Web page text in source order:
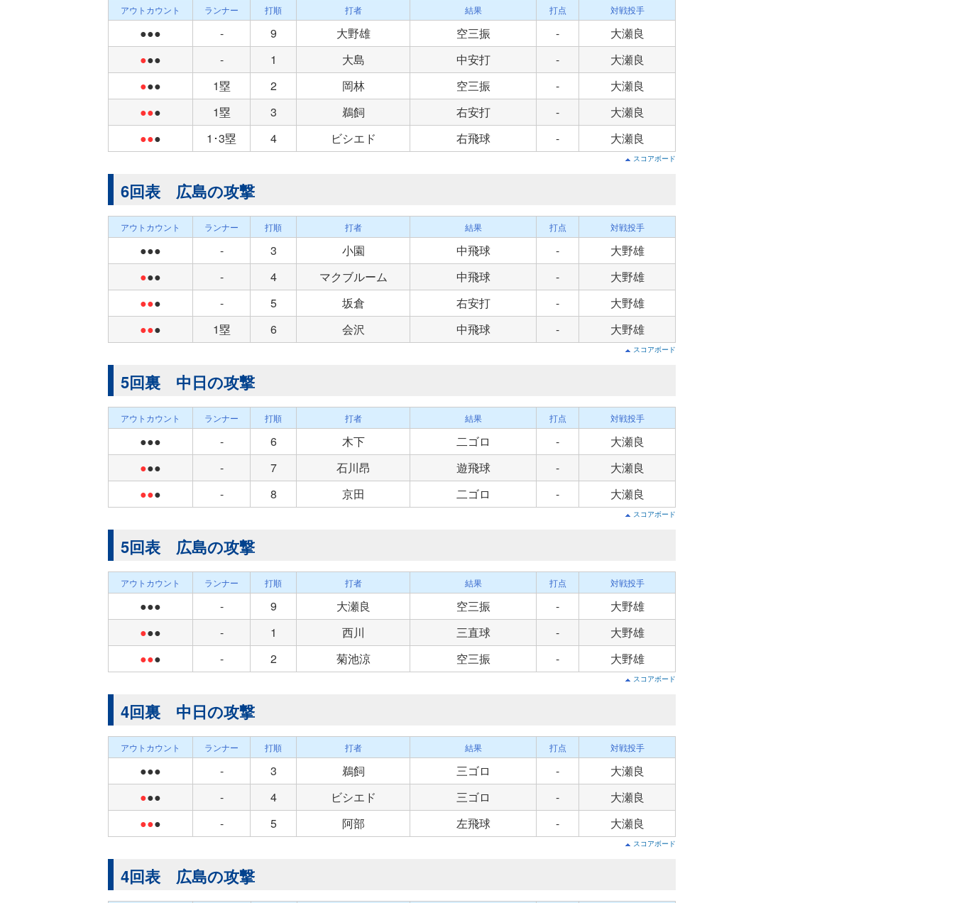
アウトカウント ランナー 打順 打者 結果 打点 対戦投手
●●● - 9 大野雄 空三振 -
大瀬良
●●● - 1 大島 中安打 -
大瀬良
●●● 1塁 2 岡林 空三振 -
大瀬良
●●● 1塁 3 鵜飼 右安打 -
大瀬良
●●● 1･3塁 4 ビシエド 右飛球 - 大瀬良
スコアボード
6回表 広島の攻撃
アウトカウント ランナー 打順 打者 結果 打点 対戦投手
●●● - 3 小園 中飛球 -
大野雄
●●● - 4 マクブルーム 中飛球 -
大野雄
●●● - 5 坂倉 右安打 -
大野雄
●●● 1塁 6 会沢 中飛球 - 大野雄
スコアボード
5回裏 中日の攻撃
アウトカウント ランナー 打順 打者 結果 打点 対戦投手
●●● - 6 木下 二ゴロ -
大瀬良
●●● - 7 石川昂 遊飛球 -
大瀬良
●●● - 8 京田 二ゴロ - 大瀬良
スコアボード
5回表 広島の攻撃
アウトカウント ランナー 打順 打者 結果 打点 対戦投手
●●● - 9 大瀬良 空三振 -
大野雄
●●● - 1 西川 三直球 -
大野雄
●●● - 2 菊池涼 空三振 - 大野雄
スコアボード
4回裏 中日の攻撃
アウトカウント ランナー 打順 打者 結果 打点 対戦投手
●●● - 3 鵜飼 三ゴロ -
大瀬良
●●● - 4 ビシエド 三ゴロ -
大瀬良
●●● - 5 阿部 左飛球 - 大瀬良
スコアボード
4回表 広島の攻撃